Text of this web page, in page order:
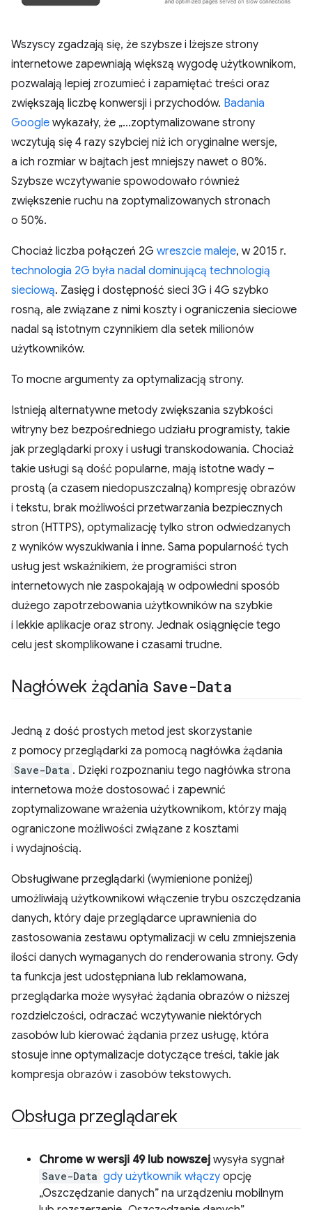
Wszyscy zgadzają się, że szybsze i lżejsze strony
internetowe zapewniają większą wygodę użytkownikom,
pozwalają lepiej zrozumieć i zapamiętać treści oraz
zwiększają liczbę konwersji i przychodów. Badania
Google wykazały, że „…zoptymalizowane strony
wczytują się 4 razy szybciej niż ich oryginalne wersje,
a ich rozmiar w bajtach jest mniejszy nawet o 80%.
Szybsze wczytywanie spowodowało również
zwiększenie ruchu na zoptymalizowanych stronach
o 50%.
Chociaż liczba połączeń 2G wreszcie maleje, w 2015 r.
technologia 2G była nadal dominującą technologią
sieciową. Zasięg i dostępność sieci 3G i 4G szybko
rosną, ale związane z nimi koszty i ograniczenia sieciowe
nadal są istotnym czynnikiem dla setek milionów
użytkowników.
To mocne argumenty za optymalizacją strony.
Istnieją alternatywne metody zwiększania szybkości
witryny bez bezpośredniego udziału programisty, takie
jak przeglądarki proxy i usługi transkodowania. Chociaż
takie usługi są dość popularne, mają istotne wady –
prostą (a czasem niedopuszczalną) kompresję obrazów
i tekstu, brak możliwości przetwarzania bezpiecznych
stron (HTTPS), optymalizację tylko stron odwiedzanych
z wyników wyszukiwania i inne. Sama popularność tych
usług jest wskaźnikiem, że programiści stron
internetowych nie zaspokajają w odpowiedni sposób
dużego zapotrzebowania użytkowników na szybkie
i lekkie aplikacje oraz strony. Jednak osiągnięcie tego
celu jest skomplikowane i czasami trudne.
Nagłówek żądania Save-Data
Jedną z dość prostych metod jest skorzystanie
z pomocy przeglądarki za pomocą nagłówka żądania
Save-Data . Dzięki rozpoznaniu tego nagłówka strona
internetowa może dostosować i zapewnić
zoptymalizowane wrażenia użytkownikom, którzy mają
ograniczone możliwości związane z kosztami
i wydajnością.
Obsługiwane przeglądarki (wymienione poniżej)
umożliwiają użytkownikowi włączenie trybu oszczędzania
danych, który daje przeglądarce uprawnienia do
zastosowania zestawu optymalizacji w celu zmniejszenia
ilości danych wymaganych do renderowania strony. Gdy
ta funkcja jest udostępniana lub reklamowana,
przeglądarka może wysyłać żądania obrazów o niższej
rozdzielczości, odraczać wczytywanie niektórych
zasobów lub kierować żądania przez usługę, która
stosuje inne optymalizacje dotyczące treści, takie jak
kompresja obrazów i zasobów tekstowych.
Obsługa przeglądarek
Chrome w wersji 49 lub nowszej wysyła sygnał
Save-Data gdy użytkownik włączy opcję
„Oszczędzanie danych” na urządzeniu mobilnym